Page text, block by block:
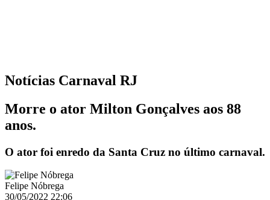
Notícias Carnaval RJ
Morre o ator Milton Gonçalves aos 88
anos.
O ator foi enredo da Santa Cruz no último carnaval.
Felipe Nóbrega
30/05/2022 22:06